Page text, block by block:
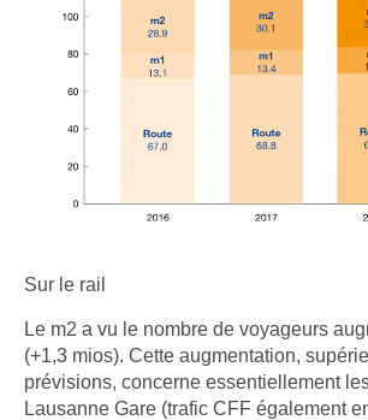
Sur le rail
Le m2 a vu le nombre de voyageurs
(+1,3 mios). Cette augmentation,
prévisions, concerne essentiellement
Lausanne Gare (trafic CFF également